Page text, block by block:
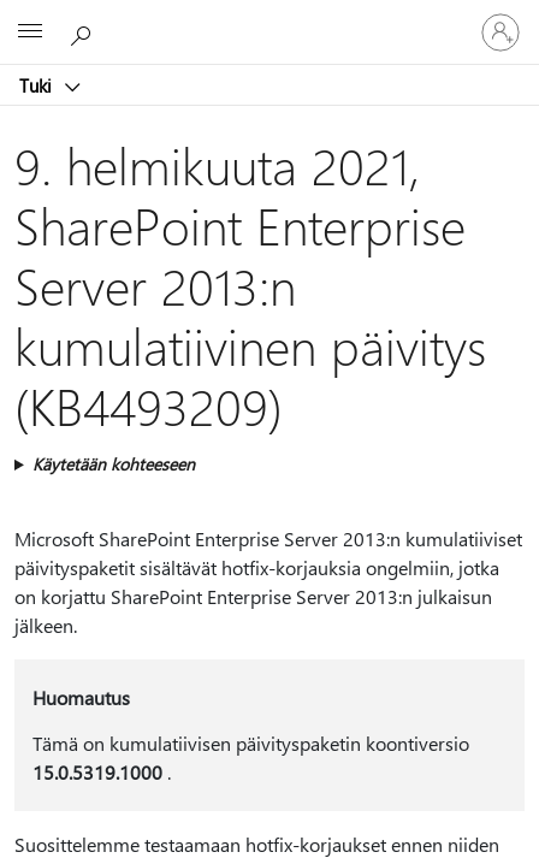
Tuki
Kirjaudu
sisään
tilille
9. helmikuuta 2021,
SharePoint Enterprise
Server 2013:n
kumulatiivinen päivitys
(KB4493209)
Käytetään kohteeseen
Microsoft SharePoint Enterprise Server 2013:n kumulatiiviset
päivityspaketit sisältävät hotfix-korjauksia ongelmiin, jotka
on korjattu SharePoint Enterprise Server 2013:n julkaisun
jälkeen.
Huomautus
Tämä on kumulatiivisen päivityspaketin koontiversio
15.0.5319.1000.
Suosittelemme testaamaan hotfix-korjaukset ennen niiden